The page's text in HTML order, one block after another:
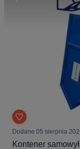
Dodane 05 sierpnia
Kontener